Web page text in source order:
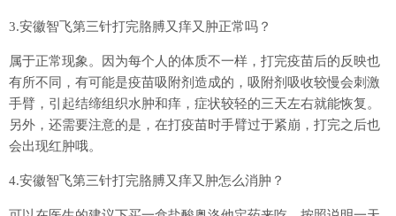
3.安徽智飞第三针打完胳膊又痒又肿正常吗？
属于正常现象。因为每个人的体质不一样，打完疫苗后的反映也
有所不同，有可能是疫苗吸附剂造成的，吸附剂吸收较慢会刺激
手臂，引起结缔组织水肿和痒，症状较轻的三天左右就能恢复。
另外，还需要注意的是，在打疫苗时手臂过于紧崩，打完之后也
会出现红肿哦。
4.安徽智飞第三针打完胳膊又痒又肿怎么消肿？